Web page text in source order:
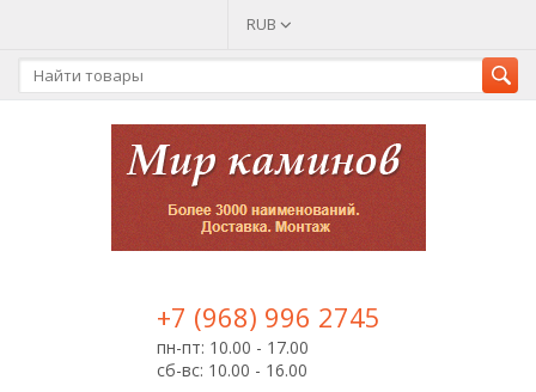
RUB
+7 (968) 996 2745
пн-пт: 10.00 - 17.00
сб-вс: 10.00 - 16.00